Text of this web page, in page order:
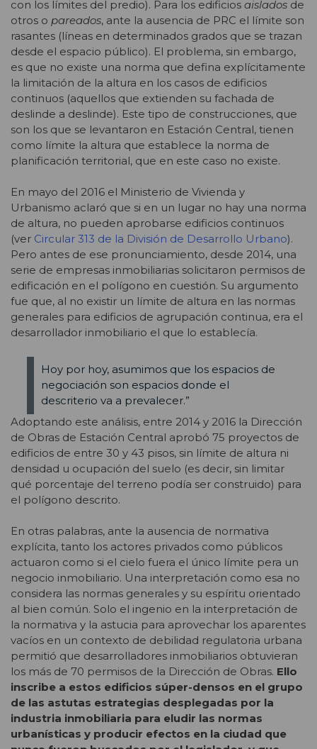
con los límites del predio). Para los edificios aislados de
otros o pareados, ante la ausencia de PRC el límite son
rasantes (líneas en determinados grados que se trazan
desde el espacio público). El problema, sin embargo,
es que no existe una norma que defina explícitamente
la limitación de la altura en los casos de edificios
continuos (aquellos que extienden su fachada de
deslinde a deslinde). Este tipo de construcciones, que
son los que se levantaron en Estación Central, tienen
como límite la altura que establece la norma de
planificación territorial, que en este caso no existe.
En mayo del 2016 el Ministerio de Vivienda y
Urbanismo aclaró que si en un lugar no hay una norma
de altura, no pueden aprobarse edificios continuos
(ver Circular 313 de la División de Desarrollo Urbano).
Pero antes de ese pronunciamiento, desde 2014, una
serie de empresas inmobiliarias solicitaron permisos de
edificación en el polígono en cuestión. Su argumento
fue que, al no existir un límite de altura en las normas
generales para edificios de agrupación continua, era el
desarrollador inmobiliario el que lo establecía.
Hoy por hoy, asumimos que los espacios de
negociación son espacios donde el
descriterio va a prevalecer.”
Adoptando este análisis, entre 2014 y 2016 la Dirección
de Obras de Estación Central aprobó 75 proyectos de
edificios de entre 30 y 43 pisos, sin límite de altura ni
densidad u ocupación del suelo (es decir, sin limitar
qué porcentaje del terreno podía ser construido) para
el polígono descrito.
En otras palabras, ante la ausencia de normativa
explícita, tanto los actores privados como públicos
actuaron como si el cielo fuera el único límite pera un
negocio inmobiliario. Una interpretación como esa no
considera las normas generales y su espíritu orientado
al bien común. Solo el ingenio en la interpretación de
la normativa y la astucia para aprovechar los aparentes
vacíos en un contexto de debilidad regulatoria urbana
permitió que desarrolladores inmobiliarios obtuvieran
los más de 70 permisos de la Dirección de Obras. Ello
inscribe a estos edificios súper-densos en el grupo
de las astutas estrategias desplegadas por la
industria inmobiliaria para eludir las normas
urbanísticas y producir efectos en la ciudad que